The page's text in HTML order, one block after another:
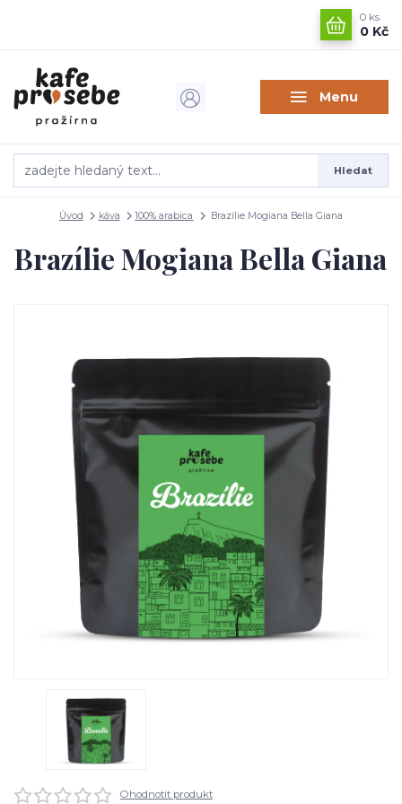
Menu
Hledat
0 ks
0 Kč
Úvod káva 100% arabica Brazílie Mogiana Bella Giana
Brazílie Mogiana Bella Giana
Ohodnotit produkt